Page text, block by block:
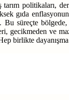
politikaları,
gıda
süreçte
gecikmeden ve
birlikte dayanışma